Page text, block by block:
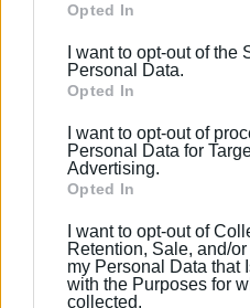
Google services and may
behaviour. You may click
Google and its third-party
section.
Opted In
I want to opt-out of the
Personal Data.
Opted In
I want to opt-out of
Personal Data for
Advertising.
Opted In
I want to opt-out of
Retention, Sale, and/
my Personal Data that
with the Purposes for
collected.
ΕΛΕΝΗ ΚΟΡΩΝΑΚΗ
Εργάζεται στις
1990 σε θέσεις υψηλής
δημόσιες σχέσεις, το
καλλιτεχνικό ρεπορτάζ.